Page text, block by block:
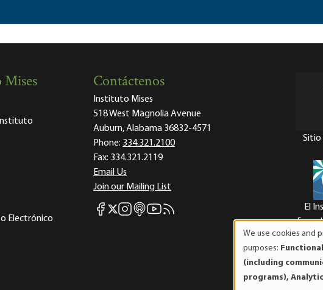
Electrónico
Contáctenos
Instituto Mises
518 West Magnolia Avenue
Auburn, Alabama 36832-4571
Phone: 334.321.2100
Fax: 334.321.2119
Email Us
Join our Mailing List
Mises Facebook
Mises X
Mises Instagram
Mises itunes
Mises Youtube
Mises RSS feed
Sitio
El
fines
of
personal
data
We use cookies and
purposes:
(including
programs),